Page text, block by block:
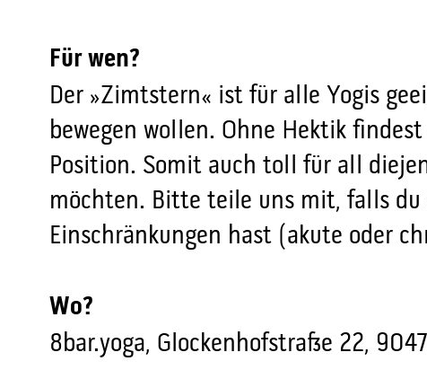
Für wen?
Der »Zimtstern« ist für alle Yogis
bewegen wollen. Ohne Hektik
Position. Somit auch toll für all
möchten. Bitte teile uns mit, falls du
Einschränkungen hast (akute oder
Wo?
8bar.yoga, Glockenhofstraße 22,